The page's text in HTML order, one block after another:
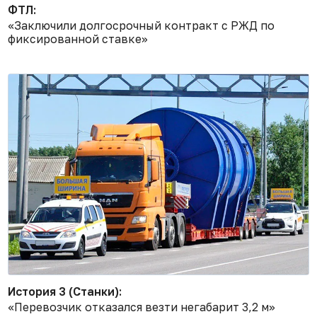
ФТЛ:
«Заключили долгосрочный контракт с РЖД по
фиксированной ставке»
История 3 (Станки):
«Перевозчик отказался везти негабарит 3,2 м»